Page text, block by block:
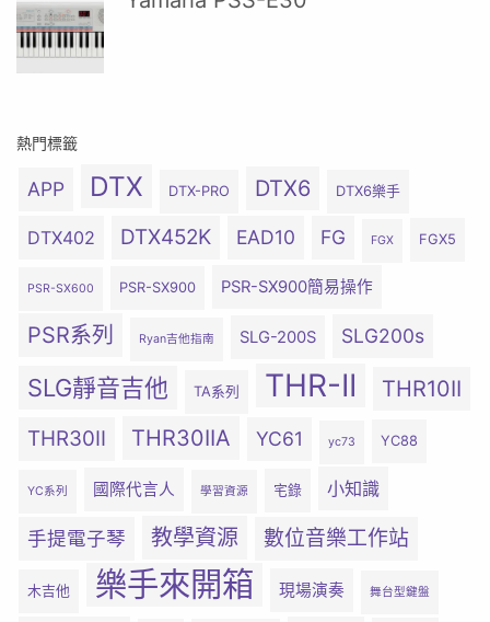
熱門標籤
APP DTX DTX-PRO DTX6 DTX6樂手
DTX402 DTX452K EAD10 FG FGX FGX5
PSR-SX600 PSR-SX900 PSR-SX900簡易操作
PSR系列 Ryan吉他指南 SLG-200S SLG200s
SLG靜音吉他 TA系列 THR-II THR10II
THR30II THR30IIA YC61 yc73 YC88
YC系列 國際代言人 學習資源 宅錄 小知識
手提電子琴 教學資源 數位音樂工作站
木吉他 樂手來開箱 現場演奏 舞台型鍵盤